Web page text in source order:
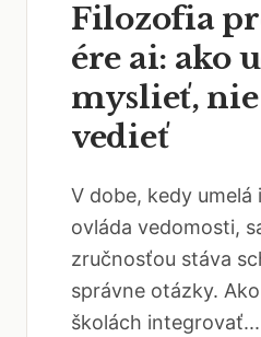
Filozofia
ére ai: ako
myslieť,
vedieť
V dobe, kedy umelá
ovláda vedomosti,
zručnosťou stáva
správne otázky.
školách integrovať...